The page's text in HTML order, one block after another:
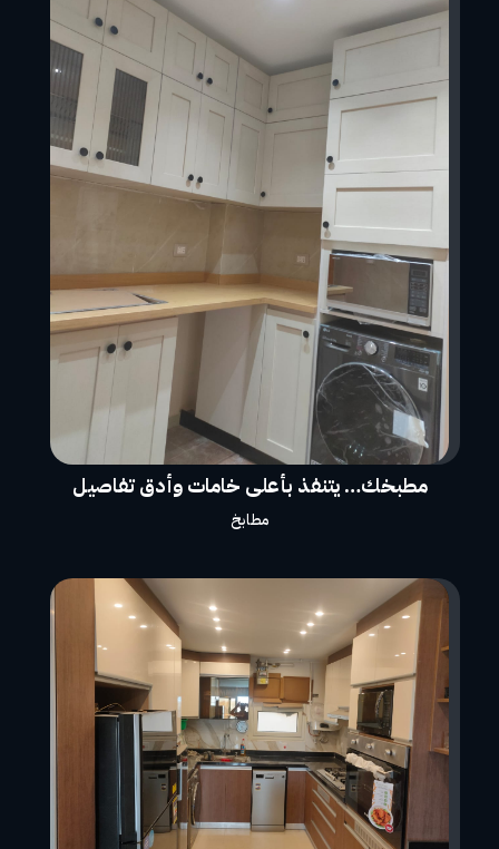
مطبخك… يتنفذ بأعلى خامات وأدق تفاصيل
مطابخ